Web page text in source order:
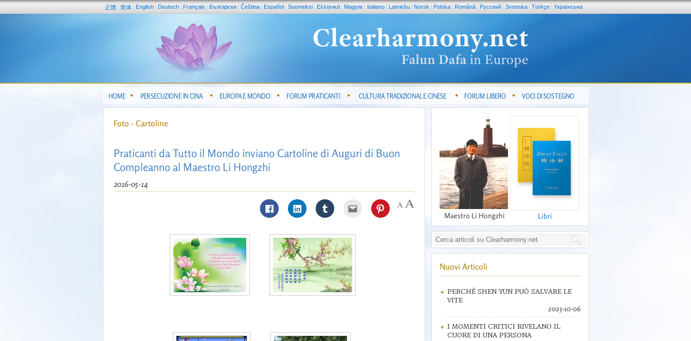
正體 简体 English Deutsch Français Български Čeština Español Suomeksi Ελληνικά Magyar Italiano Latviešu Norsk Polska Română Pусский Svenska Türkçe Yкраїнська
HOME PERSECUZIONE IN CINA EUROPA E MONDO FORUM PRATICANTI CULTURA TRADIZIONALE CINESE FORUM LIBERO VOCI DI SOSTEGNO
Foto - Cartoline
Praticanti da Tutto il Mondo inviano Cartoline di Auguri di Buon
Compleanno al Maestro Li Hongzhi
2016-05-14
Maestro Li Hongzhi Libri
Nuovi Articoli
PERCHÉ SHEN YUN PUÒ SALVARE LE
VITE
2025-10-06
I MOMENTI CRITICI RIVELANO IL
CUORE DI UNA PERSONA